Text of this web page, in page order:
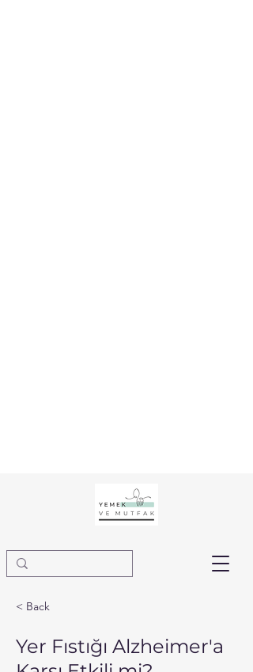
< Back
Yer Fıstığı Alzheimer'a